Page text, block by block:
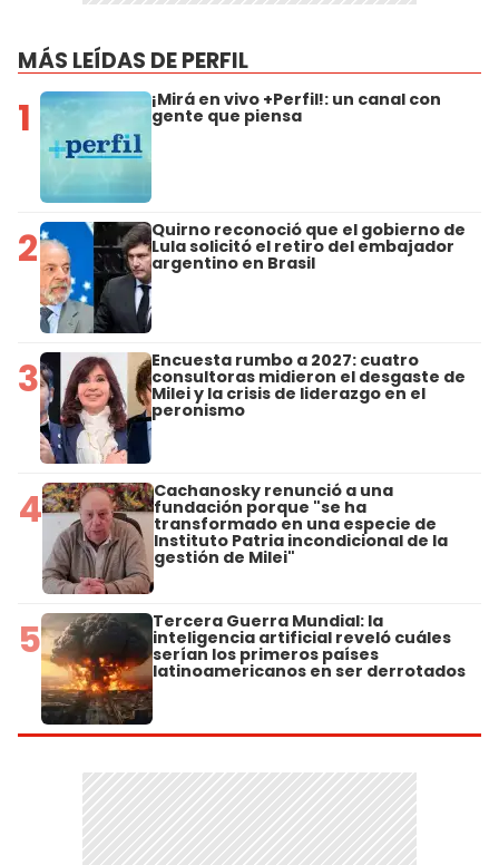
MÁS LEÍDAS DE PERFIL
1 ¡Mirá en vivo +Perfil!: un canal con
gente que piensa
2 Quirno reconoció que el gobierno de
Lula solicitó el retiro del embajador
argentino en Brasil
3 Encuesta rumbo a 2027: cuatro
consultoras midieron el desgaste de
Milei y la crisis de liderazgo en el
peronismo
4 Cachanosky renunció a una
fundación porque "se ha
transformado en una especie de
Instituto Patria incondicional de la
gestión de Milei"
5 Tercera Guerra Mundial: la
inteligencia artificial reveló cuáles
serían los primeros países
latinoamericanos en ser derrotados